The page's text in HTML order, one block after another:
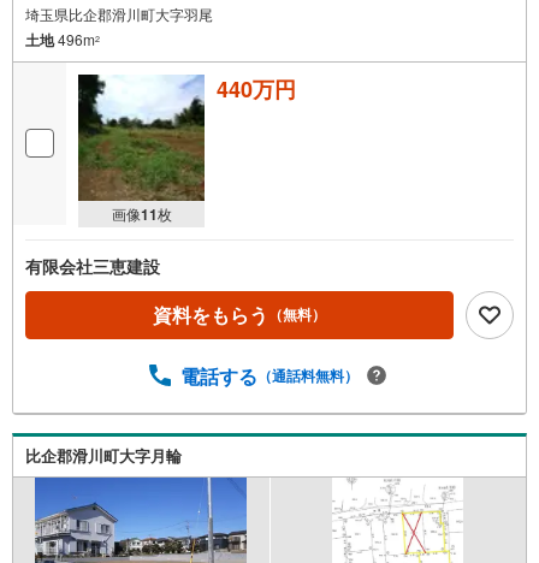
埼玉県比企郡滑川町大字羽尾
土地496m2
画像11枚
440万円
有限会社三恵建設
資料をもらう （無料）
電話する （通話料無料）
比企郡滑川町大字月輪